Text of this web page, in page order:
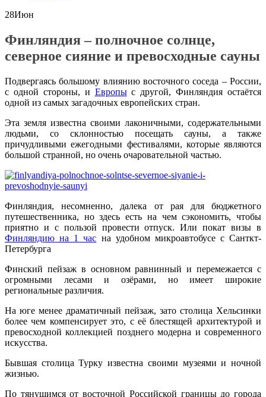
28Июн
Финляндия – полночное солнце,
северное сияние и превосходные сауны
Подвергаясь большому влиянию восточного соседа – России,
с одной стороны, и Европыс другой, Финляндия остаётся
одной из самых загадочных европейских стран.
Эта земля известна своими лаконичными, содержательными
людьми, со склонностью посещать сауны, а также
причудливыми ежегодными фестивалями, которые являются
большой странной, но очень очаровательной частью.
Финляндия, несомненно, далека от рая для бюджетного
путешественника, но здесь есть на чем сэкономить, чтобы
приятно и с пользой провести отпуск. Или покат визы в
Финляндию на 1 час на удобном микроавтобусе с Санткт-
Петербурга
Финский пейзаж в основном равнинный и перемежается с
огромными лесами и озёрами, но имеет широкие
региональные различия.
На юге менее драматичный пейзаж, зато столица Хельсинки
более чем компенсирует это, с её блестящей архитектурой и
превосходной коллекцией позднего модерна и современного
искусства.
Бывшая столица Турку известна своими музеями и ночной
жизнью.
По тянущимся от восточной Российской границы до города